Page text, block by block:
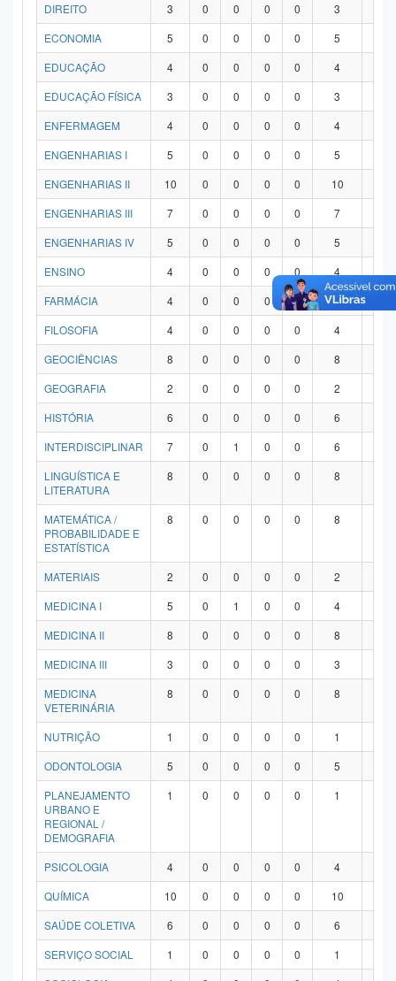
DIREITO 3 0 0 0 0 3
ECONOMIA
5 0 0 0 0 5
EDUCAÇÃO
4 0 0 0 0 4
EDUCAÇÃO FÍSICA
3 0 0 0 0 3
ENFERMAGEM
4 0 0 0 0 4
ENGENHARIAS I
5 0 0 0 0 5
ENGENHARIAS II
10 0 0 0 0 10
ENGENHARIAS III
7 0 0 0 0 7
ENGENHARIAS IV
5 0 0 0 0 5
ENSINO
4 0 0 0 0 4
FARMÁCIA
4 0 0 0 0 4
FILOSOFIA
4 0 0 0 0 4
GEOCIÊNCIAS
8 0 0 0 0 8
GEOGRAFIA
2 0 0 0 0 2
HISTÓRIA
6 0 0 0 0 6
INTERDISCIPLINAR
7 0 1 0 0 6
LINGUÍSTICA E
LITERATURA
8 0 0 0 0 8
MATEMÁTICA /
PROBABILIDADE E
ESTATÍSTICA
8 0 0 0 0 8
MATERIAIS 2 0 0 0 0 2
MEDICINA I
5 0 1 0 0 4
MEDICINA II
8 0 0 0 0 8
MEDICINA III
3 0 0 0 0 3
MEDICINA
VETERINÁRIA
8 0 0 0 0 8
NUTRIÇÃO 1 0 0 0 0 1
ODONTOLOGIA
5 0 0 0 0 5
PLANEJAMENTO
URBANO E
REGIONAL /
DEMOGRAFIA
1 0 0 0 0 1
PSICOLOGIA 4 0 0 0 0 4
QUÍMICA
10 0 0 0 0 10
SAÚDE COLETIVA
6 0 0 0 0 6
SERVIÇO SOCIAL
1 0 0 0 0 1